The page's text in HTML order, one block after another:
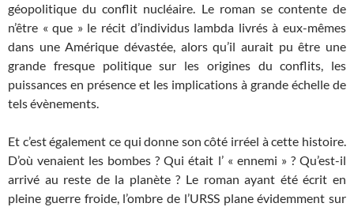
géopolitique du conflit nucléaire. Le roman se contente de
n’être « que » le récit d’individus lambda livrés à eux-mêmes
dans une Amérique dévastée, alors qu’il aurait pu être une
grande fresque politique sur les origines du conflits, les
puissances en présence et les implications à grande échelle de
tels évènements.
Et c’est également ce qui donne son côté irréel à cette histoire.
D’où venaient les bombes ? Qui était l’ « ennemi » ? Qu’est-il
arrivé au reste de la planète ? Le roman ayant été écrit en
pleine guerre froide, l’ombre de l’URSS plane évidemment sur